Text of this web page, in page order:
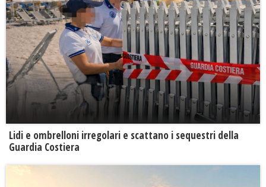
Lidi e ombrelloni irregolari e scattano i sequestri della
Guardia Costiera